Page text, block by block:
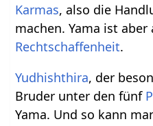
Karmas, also die
machen. Yama ist
Rechtschaffenheit.
Yudhishthira, der
Bruder unter den fünf
Yama. Und so kann